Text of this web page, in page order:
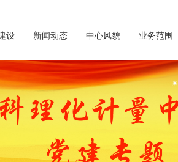
设 新闻动态 中心风貌 业务范围